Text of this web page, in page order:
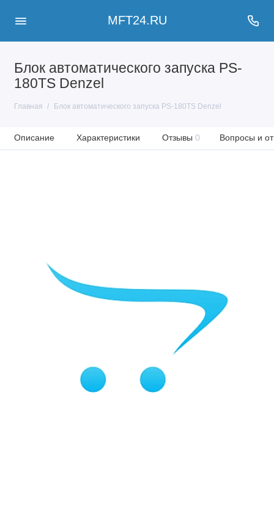
MFT24.RU
Блок автоматического запуска PS-
180TS Denzel
Главная Блок автоматического запуска PS-180TS Denzel
Описание Характеристики Отзывы 0 Вопросы и